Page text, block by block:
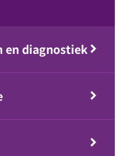
en diagnostiek